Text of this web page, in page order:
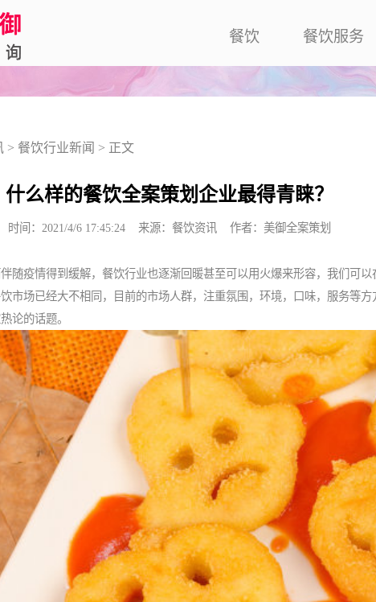
餐饮 餐饮服务
> 餐饮行业新闻 > 正文
什么样的餐饮全案策划企业最得青睐？
时间：2021/4/6 17:45:24 来源：餐饮资讯 作者：美御全案策划
随疫情得到缓解，餐饮行业也逐渐回暖甚至可以用火爆来形容，我们可
市场已经大不相同，目前的市场人群，注重氛围，环境，口味，服务等
论的话题。